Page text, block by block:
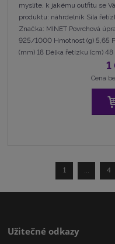
myslíte, k jakému outfitu se
produktu: náhrdelník Síla
Značka: MINET Povrchová
925/1000 Hmotnost (g) 5,65
(mm) 18 Délka řetízku (cm) 48
1
Cena
1 ... 4
Užitečné odkazy